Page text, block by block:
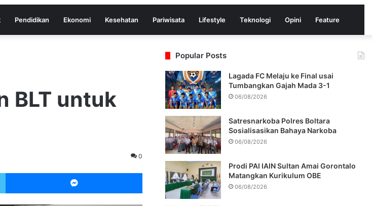
Pendidikan Ekonomi Kesehatan Pariwisata Lifestyle Teknologi Opini Feature
BLT untuk
0
Twitter Messenger
Popular Posts
Lagada FC Melaju ke Final usai
Tumbangkan Gajah Mada 3-1
06/08/2026
Satresnarkoba Polres Boltara
Sosialisasikan Bahaya Narkoba
06/08/2026
Prodi PAI IAIN Sultan Amai Gorontalo
Matangkan Kurikulum OBE
06/08/2026